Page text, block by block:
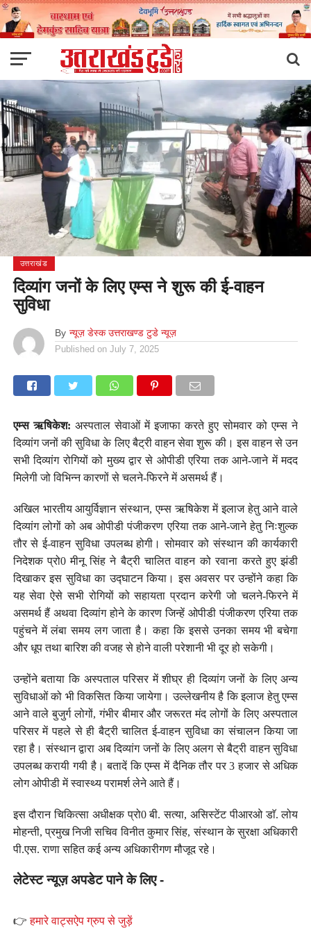
उत्तराखंड
दिव्यांग जनों के लिए एम्स ने शुरू की ई-वाहन
सुविधा
By न्यूज़ डेस्क उत्तराखण्ड टुडे न्यूज़
Published on July 7, 2025
एम्स ऋषिकेश: अस्पताल सेवाओं में इजाफा करते हुए सोमवार को एम्स ने
दिव्यांग जनों की सुविधा के लिए बैट्री वाहन सेवा शुरू की। इस वाहन से उन
सभी दिव्यांग रोगियों को मुख्य द्वार से ओपीडी एरिया तक आने-जाने में मदद
मिलेगी जो विभिन्न कारणों से चलने-फिरने में असमर्थ हैं।
अखिल भारतीय आयुर्विज्ञान संस्थान, एम्स ऋषिकेश में इलाज हेतु आने वाले
दिव्यांग लोगों को अब ओपीडी पंजीकरण एरिया तक आने-जाने हेतु निःशुल्क
तौर से ई-वाहन सुविधा उपलब्ध होगी। सोमवार को संस्थान की कार्यकारी
निदेशक प्रो0 मीनू सिंह ने बैट्री चालित वाहन को रवाना करते हुए झंडी
दिखाकर इस सुविधा का उद्घाटन किया। इस अवसर पर उन्होंने कहा कि
यह सेवा ऐसे सभी रोगियों को सहायता प्रदान करेगी जो चलने-फिरने में
असमर्थ हैं अथवा दिव्यांग होने के कारण जिन्हें ओपीडी पंजीकरण एरिया तक
पहुंचने में लंबा समय लग जाता है। कहा कि इससे उनका समय भी बचेगा
और धूप तथा बारिश की वजह से होने वाली परेशानी भी दूर हो सकेगी।
उन्होंने बताया कि अस्पताल परिसर में शीघ्र ही दिव्यांग जनों के लिए अन्य
सुविधाओं को भी विकसित किया जायेगा। उल्लेखनीय है कि इलाज हेतु एम्स
आने वाले बुजुर्ग लोगों, गंभीर बीमार और जरूरत मंद लोगों के लिए अस्पताल
परिसर में पहले से ही बैट्री चालित ई-वाहन सुविधा का संचालन किया जा
रहा है। संस्थान द्वारा अब दिव्यांग जनों के लिए अलग से बैट्री वाहन सुविधा
उपलब्ध करायी गयी है। बतादें कि एम्स में दैनिक तौर पर 3 हजार से अधिक
लोग ओपीडी में स्वास्थ्य परामर्श लेने आते हैं।
इस दौरान चिकित्सा अधीक्षक प्रो0 बी. सत्या, असिस्टेंट पीआरओ डाॅ. लोय
मोहन्ती, प्रमुख निजी सचिव विनीत कुमार सिंह, संस्थान के सुरक्षा अधिकारी
पी.एस. राणा सहित कई अन्य अधिकारीगण मौजूद रहे।
लेटेस्ट न्यूज़ अपडेट पाने के लिए -
👉हमारे वाट्सऐप ग्रुप से जुड़ें